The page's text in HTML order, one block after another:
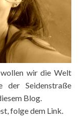
wir die Welt
der Seidenstraße
Blog.
folge dem Link.